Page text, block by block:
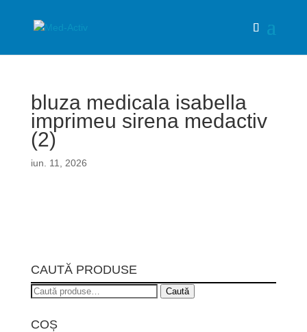
bluza medicala isabella
imprimeu sirena medactiv
(2)
iun. 11, 2026
CAUTĂ PRODUSE
Caută
Caută
COȘ